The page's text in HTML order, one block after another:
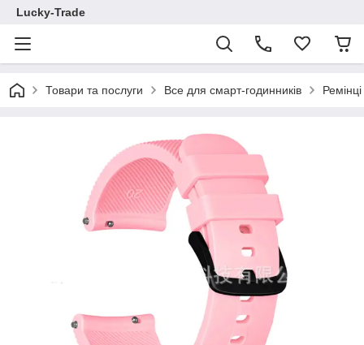
Lucky-Trade
Товари та послуги Все для смарт-годинників